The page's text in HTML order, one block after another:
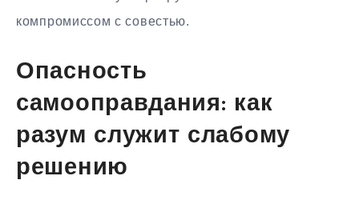
компромиссом с совестью.
Опасность
самооправдания: как
разум служит слабому
решению